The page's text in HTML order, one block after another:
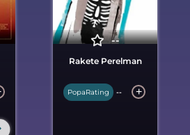
--
Rakete Perelman
PopaRating --